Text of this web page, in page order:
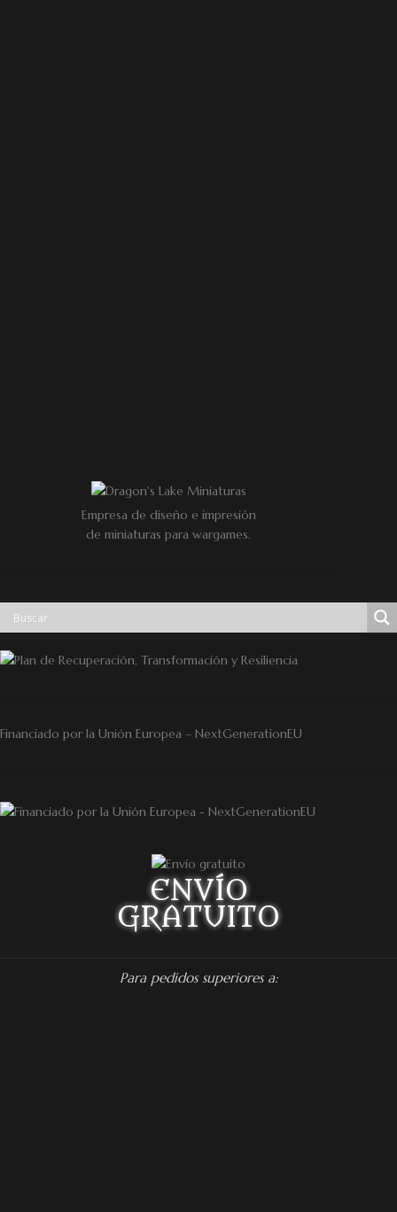
Empresa de diseño e impresión
de miniaturas para wargames.
Financiado por la Unión Europea – NextGenerationEU
ENVÍO
GRATUITO
Para pedidos superiores a: